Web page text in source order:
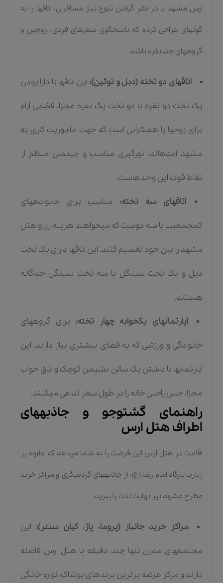
ارس مشهد با در نظر گرفتن تنوع نیاز مسافران، اتاقها را به
گونهای طراحی کرده که پاسخگوی سفرهای فردی، زوجین و
گروههای چندنفره باشد:
اتاقهای دو تخته (دبل و توئین): این اتاقها با دارا بودن
یک تخت دو نفره یا دو تخت یک نفره مجزا، فضایی آرام
برای زوجها یا همکارانی است که جهت مأموریت کاری به
مشهد آمدهاند. نورگیری مناسب و چیدمان منظم از
نقاط قوت این واحدهاست.
اتاقهای سه تخته: مناسب برای خانوادههای
کمجمعیت یا سه دوست که میخواهند هزینه رزرو هتل
مشهد را بین خود تقسیم کنند. این اتاقها دارای یک تخت
دبل و یک تخت سینگل یا سه تخت سینگل جداگانه
هستند.
آپارتمانهای یکخوابه چهار تخته: برای گروههای
خانوادگی و ورزشی که به فضای بیشتری نیاز دارند، این
آپارتمانها با داشتن یک سالن نشیمن کوچک و اتاق خواب
مجزا، حس راحتی خانه را در طول سفر تداعی میکنند.
راهنمای گشتوجو و جاذبههای
اطراف هتل ارس
اقامت در هتل ارس این فرصت را به شما میدهد که علاوه بر
زیارت بارگاه امام رضا (ع)، از جاذبههای گردشگری و مراکز خرید
مطرح مشهد نیز نهایت لذت را ببرید:
مراکز خرید جانباز (پروما، پاژ، کیان سنتر): این
مجتمعهای مدرن تنها چند دقیقه با هتل ارس فاصله
دارند و مرکز عرضه برترین برندهای پوشاک، لوازم خانگی